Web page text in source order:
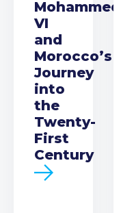
Mohammed
VI
and
Morocco’s
Journey
into
the
Twenty-
First
Century